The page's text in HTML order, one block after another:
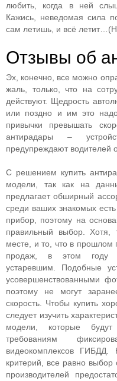
любить, когда в ней
Кажись, неведомая сила
сам летишь, и всё
Отзывы об
Эх, конечно, все можно
жаль, только, что на
действуют. Щедрость
или поздно и им это
привычки превышать
антирадары –
предупреждают водителей
С решением купить
модели, так как на
предлагает обширный
среди ваших знакомых
прибор, поэтому на
правильный выбор. Хотя,
месте, и то, что в прошлом
продаж, в этом году
устаревшим. Подобные
усовершенствованными
поэтому не могут
скорость. Чтобы купить
следует изучить
модели, которые
требованиям
видеокомплексов
критерий, все равно
производителей